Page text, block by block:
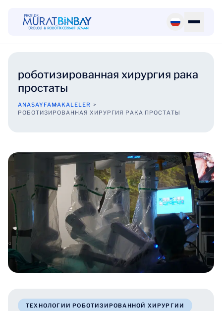
роботизированная хирургия рака
простаты
ANASAYFAMAKALELER
РОБОТИЗИРОВАННАЯ ХИРУРГИЯ РАКА ПРОСТАТЫ
ТЕХНОЛОГИИ РОБОТИЗИРОВАННОЙ ХИРУРГИИ